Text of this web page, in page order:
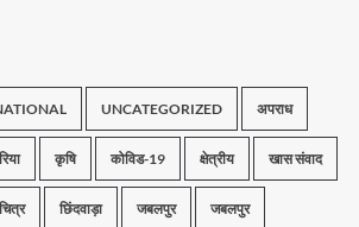
UNCATEGORIZED अपराध
कृषि कोविड-19 क्षेत्रीय खास संवाद
छिंदवाड़ा जबलपुर जबलपुर